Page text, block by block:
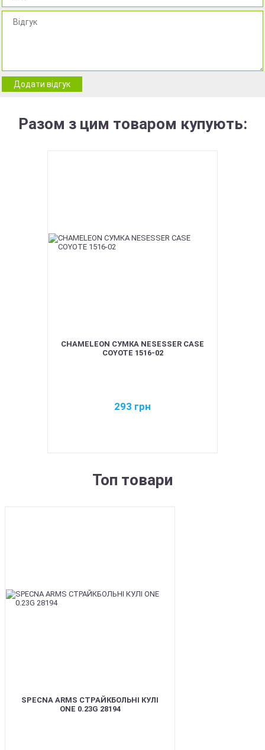
Додати відгук
Разом з цим товаром купують:
CHAMELEON СУМКА NESESSER CASE
COYOTE 1516-02
293 грн
Топ товари
SPECNA ARMS СТРАЙКБОЛЬНІ КУЛІ
ONE 0.23G 28194